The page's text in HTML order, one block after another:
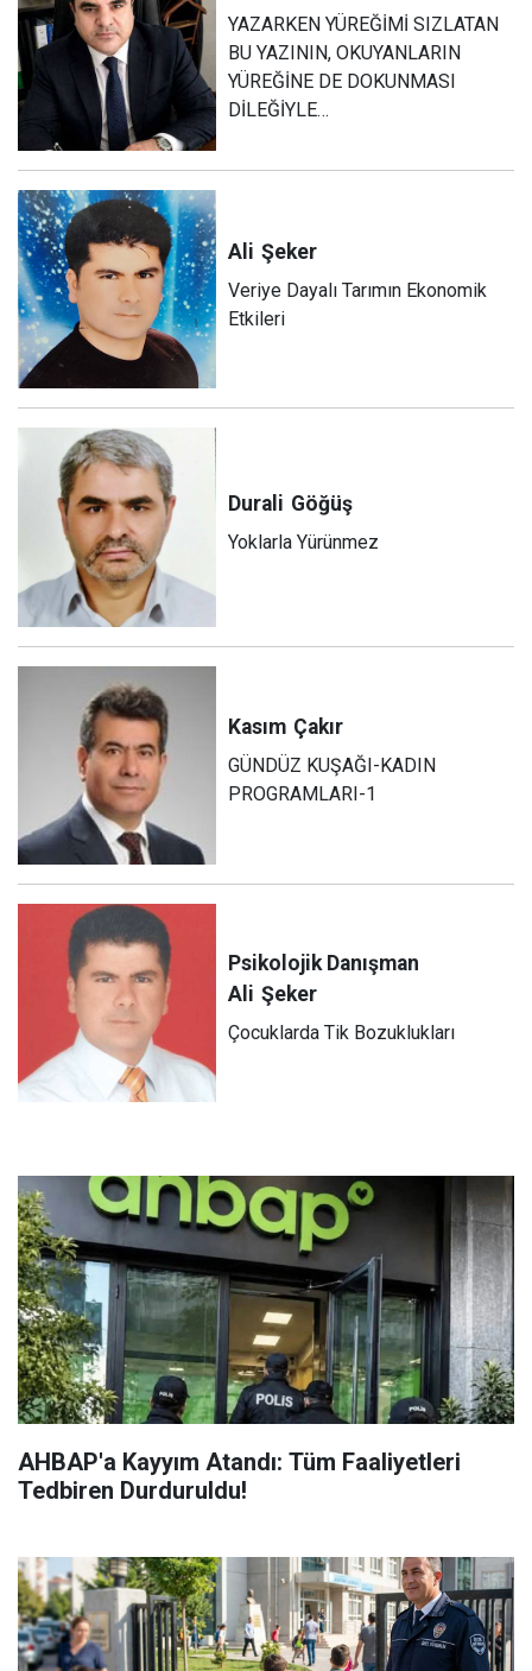
YAZARKEN YÜREĞİMİ SIZLATAN
BU YAZININ, OKUYANLARIN
YÜREĞİNE DE DOKUNMASI
DİLEĞİYLE…
Ali Şeker
Veriye Dayalı Tarımın Ekonomik
Etkileri
Durali Göğüş
Yoklarla Yürünmez
Kasım Çakır
GÜNDÜZ KUŞAĞI-KADIN
PROGRAMLARI-1
Psikolojik Danışman
Ali Şeker
Çocuklarda Tik Bozuklukları
AHBAP'a Kayyım Atandı: Tüm Faaliyetleri
Tedbiren Durduruldu!